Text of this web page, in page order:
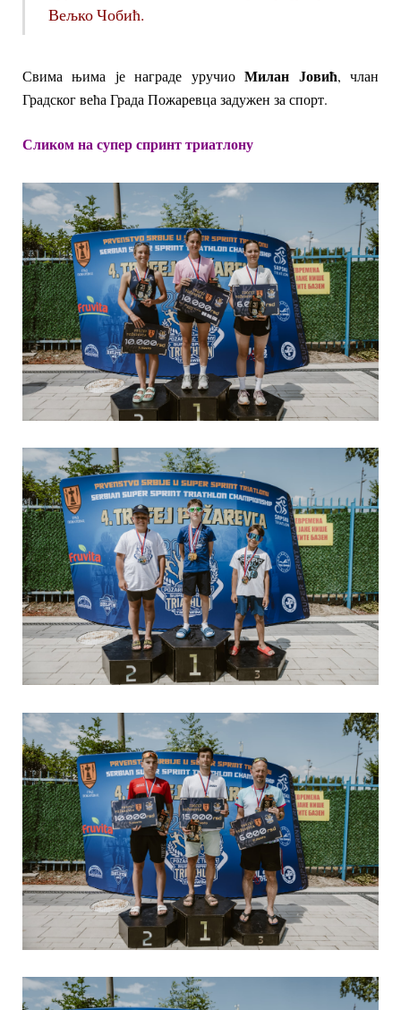
Вељко Чобић.
Свима њима је награде уручиоМилан Јовић, члан
Градског већа Града Пожаревца задужен за спорт.
Сликом на супер спринт триатлону